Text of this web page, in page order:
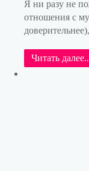
Я ни разу не
отношения с
Читать